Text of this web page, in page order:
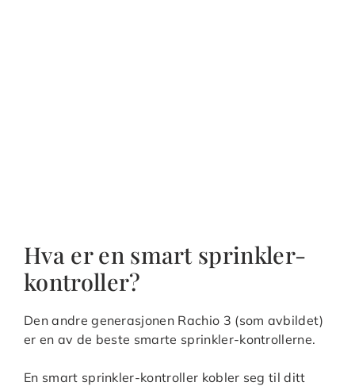
Hva er en smart sprinkler-
kontroller?
Den andre generasjonen Rachio 3 (som avbildet)
er en av de beste smarte sprinkler-kontrollerne.
En smart sprinkler-kontroller kobler seg til ditt